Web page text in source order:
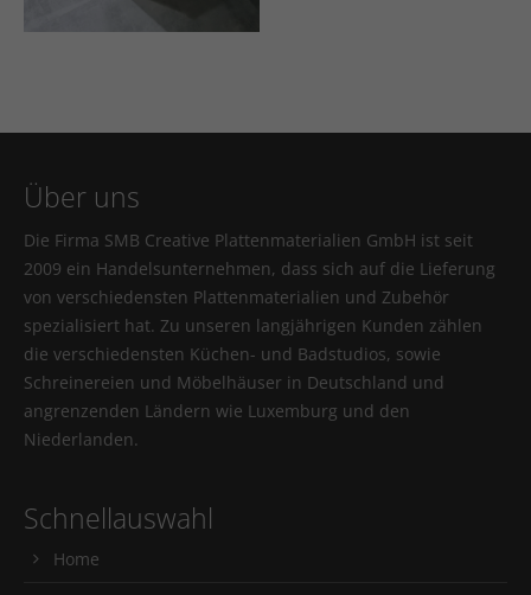
Über uns
Die Firma SMB Creative Plattenmaterialien GmbH ist seit
2009 ein Handelsunternehmen, dass sich auf die Lieferung
von verschiedensten Plattenmaterialien und Zubehör
spezialisiert hat. Zu unseren langjährigen Kunden zählen
die verschiedensten Küchen- und Badstudios, sowie
Schreinereien und Möbelhäuser in Deutschland und
angrenzenden Ländern wie Luxemburg und den
Niederlanden.
Schnellauswahl
Home